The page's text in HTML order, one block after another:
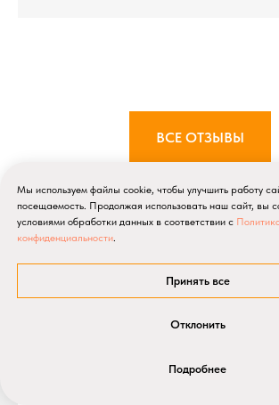
ВСЕ ОТЗЫВЫ
Вопросы -
Мы используем файлы cookie, чтобы улучшить работу
посещаемость. Продолжая использовать наш сайт, вы
условиями обработки данных в соответствии с
конфиденциальности
Принять все
Отклонить
Подробнее